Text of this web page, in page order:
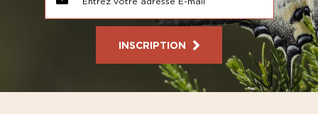
INSCRIPTION